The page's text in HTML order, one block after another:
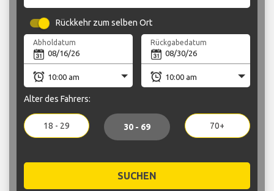
Rückkehr zum selben Ort
Abholdatum Rückgabedatum
Alter des Fahrers:
18 - 29 30 - 69 70+
SUCHEN